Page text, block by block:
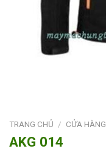
TRANG CHỦ / CỬA HÀNG
AKG 014